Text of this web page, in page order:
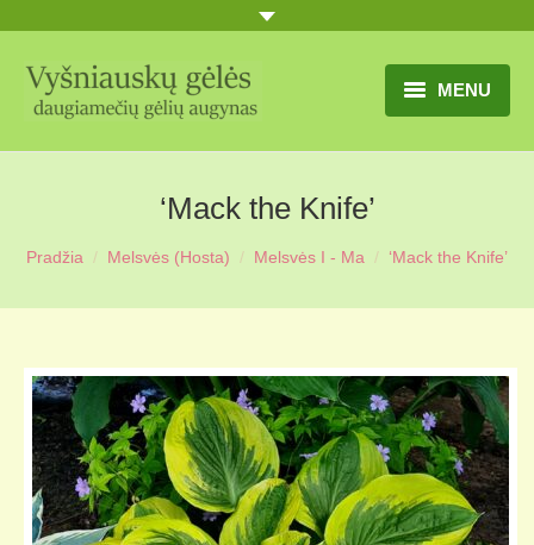
MENU
TITULINIS
GĖLIŲ KATALOGAS
PRANEŠIMAI
KONTAKTAI
APIE MUS
MŪSŲ SODYBA
MŪSŲ AUGYNAS
‘Mack the Knife’
Pradžia Melsvės (Hosta) Melsvės I - Ma ‘Mack the Knife’